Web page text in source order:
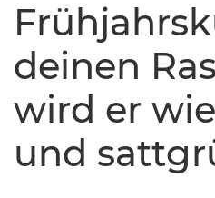
deinen
wird er
und